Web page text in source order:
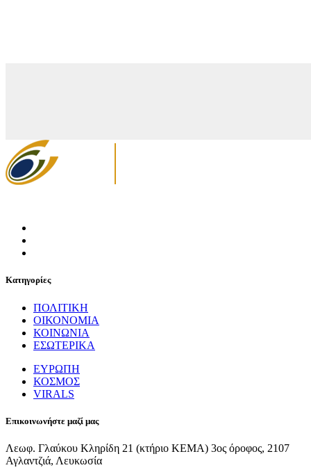
Κατηγορίες
ΠΟΛΙΤΙΚΗ
ΟΙΚΟΝΟΜΙΑ
ΚΟΙΝΩΝΙΑ
ΕΣΩΤΕΡΙΚΑ
ΕΥΡΩΠΗ
ΚΟΣΜΟΣ
VIRALS
Επικοινωνήστε μαζί μας
Λεωφ. Γλαύκου Κληρίδη 21 (κτήριο ΚΕΜΑ) 3ος όροφος, 2107
Αγλαντζιά, Λευκωσία